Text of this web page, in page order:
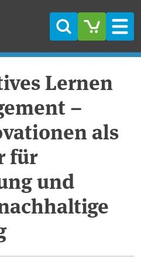
Suche
Lernen
–
als
für
und